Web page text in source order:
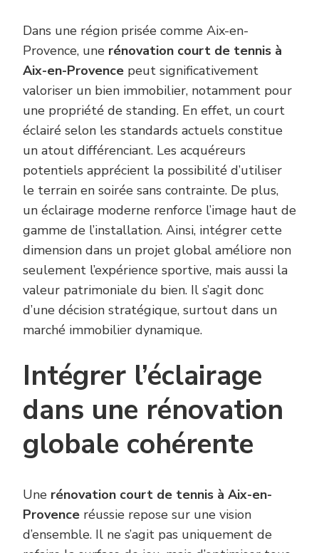
Dans une région prisée comme Aix-en-
Provence, une rénovation court de tennis à
Aix-en-Provence peut significativement
valoriser un bien immobilier, notamment pour
une propriété de standing. En effet, un court
éclairé selon les standards actuels constitue
un atout différenciant. Les acquéreurs
potentiels apprécient la possibilité d’utiliser
le terrain en soirée sans contrainte. De plus,
un éclairage moderne renforce l’image haut de
gamme de l’installation. Ainsi, intégrer cette
dimension dans un projet global améliore non
seulement l’expérience sportive, mais aussi la
valeur patrimoniale du bien. Il s’agit donc
d’une décision stratégique, surtout dans un
marché immobilier dynamique.
Intégrer l’éclairage
dans une rénovation
globale cohérente
Une rénovation court de tennis à Aix-en-
Provence réussie repose sur une vision
d’ensemble. Il ne s’agit pas uniquement de